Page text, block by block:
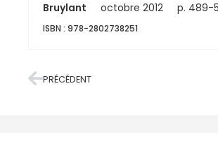
Bruylant octobre 2012 p. 489-
ISBN : 978-2802738251
PRÉCÉDENT